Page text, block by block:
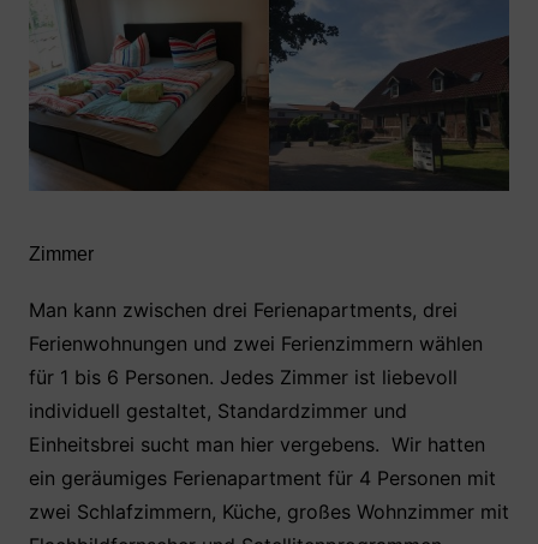
Zimmer
Man kann zwischen drei Ferienapartments, drei
Ferienwohnungen und zwei Ferienzimmern wählen
für 1 bis 6 Personen. Jedes Zimmer ist liebevoll
individuell gestaltet, Standardzimmer und
Einheitsbrei sucht man hier vergebens. Wir hatten
ein geräumiges Ferienapartment für 4 Personen mit
zwei Schlafzimmern, Küche, großes Wohnzimmer mit